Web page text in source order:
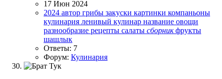
17 Июн 2024
2024 автор грибы закуски картинки компаньоны
кулинария ленивый кулинар название овощи
разнообразие рецепты салаты сборник фрукты
шашлык
Ответы: 7
Форум: Кулинария